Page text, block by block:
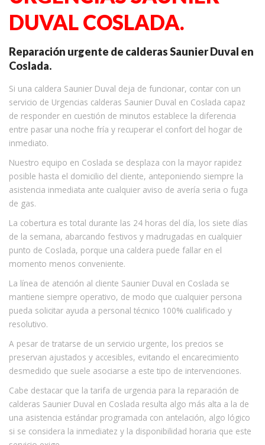
DUVAL COSLADA.
Reparación urgente de calderas Saunier Duval en
Coslada.
Si una caldera Saunier Duval deja de funcionar, contar con un
servicio de Urgencias calderas Saunier Duval en Coslada capaz
de responder en cuestión de minutos establece la diferencia
entre pasar una noche fría y recuperar el confort del hogar de
inmediato.
Nuestro equipo en Coslada se desplaza con la mayor rapidez
posible hasta el domicilio del cliente, anteponiendo siempre la
asistencia inmediata ante cualquier aviso de avería seria o fuga
de gas.
La cobertura es total durante las 24 horas del día, los siete días
de la semana, abarcando festivos y madrugadas en cualquier
punto de Coslada, porque una caldera puede fallar en el
momento menos conveniente.
La línea de atención al cliente Saunier Duval en Coslada se
mantiene siempre operativo, de modo que cualquier persona
pueda solicitar ayuda a personal técnico 100% cualificado y
resolutivo.
A pesar de tratarse de un servicio urgente, los precios se
preservan ajustados y accesibles, evitando el encarecimiento
desmedido que suele asociarse a este tipo de intervenciones.
Cabe destacar que la tarifa de urgencia para la reparación de
calderas Saunier Duval en Coslada resulta algo más alta a la de
una asistencia estándar programada con antelación, algo lógico
si se considera la inmediatez y la disponibilidad horaria que este